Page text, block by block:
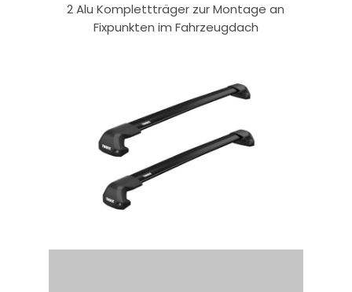
2 Alu Komplettträger zur Montage an
Fixpunkten im Fahrzeugdach